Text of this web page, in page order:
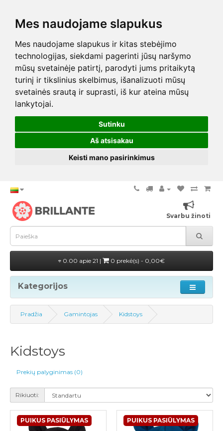
Mes naudojame slapukus
Mes naudojame slapukus ir kitas stebėjimo
technologijas, siekdami pagerinti jūsų naršymo
mūsų svetainėje patirtį, parodyti jums pritaikytą
turinį ir tikslinius skelbimus, išanalizuoti mūsų
svetainės srautą ir suprasti, iš kur ateina mūsų
lankytojai.
Sutinku
Aš atsisakau
Keisti mano pasirinkimus
Svarbu žinoti
0.00 apie 21 | 0 prekė(s) - 0,00€
Kategorijos
Pradžia Gamintojas Kidstoys
Kidstoys
Prekių palyginimas (0)
Rikiuoti:
PUIKUS PASIŪLYMAS PUIKUS PASIŪLYMAS